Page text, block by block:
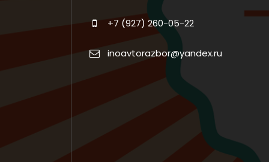
+7 (927) 260-05-22
inoavtorazbor@yandex.ru